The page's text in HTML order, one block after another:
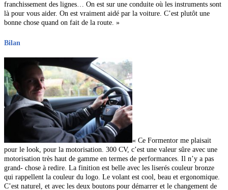
franchissement des lignes… On est sur une conduite où les instruments sont
là pour vous aider. On est vraiment aidé par la voiture. C’est plutôt une
bonne chose quand on fait de la route. »
Bilan
« Ce Formentor me plaisait
pour le look, pour la motorisation. 300 CV, c’est une valeur sûre avec une
motorisation très haut de gamme en termes de performances. Il n’y a pas
grand- chose à redire. La finition est belle avec les liserés couleur bronze
qui rappellent la couleur du logo. Le volant est cool, beau et ergonomique.
C’est naturel, et avec les deux boutons pour démarrer et le changement de